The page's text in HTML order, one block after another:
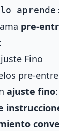
pre-
Fino
pre-
ajuste fino: